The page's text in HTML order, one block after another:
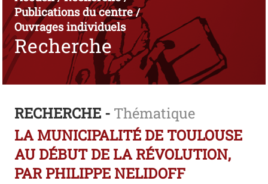
Publications du centre/
Ouvrages individuels
Recherche
RECHERCHE - Thématique
LA MUNICIPALITÉ DE TOULOUSE
AU DÉBUT DE LA RÉVOLUTION,
PAR PHILIPPE NELIDOFF